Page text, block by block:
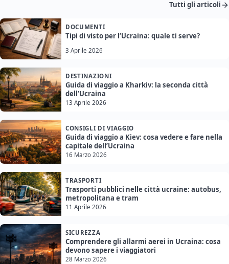
Tutti gli articoli
DOCUMENTI
Tipi di visto per l’Ucraina: quale ti serve?
3 Aprile 2026
DESTINAZIONI
Guida di viaggio a Kharkiv: la seconda città
dell’Ucraina
13 Aprile 2026
CONSIGLI DI VIAGGIO
Guida di viaggio a Kiev: cosa vedere e fare nella
capitale dell’Ucraina
16 Marzo 2026
TRASPORTI
Trasporti pubblici nelle città ucraine: autobus,
metropolitana e tram
11 Aprile 2026
SICUREZZA
Comprendere gli allarmi aerei in Ucraina: cosa
devono sapere i viaggiatori
28 Marzo 2026